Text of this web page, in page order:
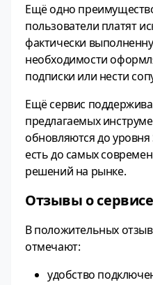
Ещё одно
пользователи платят
фактически
необходимости
подписки или нести
Ещё сервис
предлагаемых
обновляются до уровня
есть до самых
решений на рынке.
Отзывы о
В положительных
отмечают:
удобство